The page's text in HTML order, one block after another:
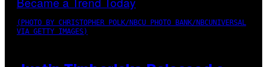
(PHOTO BY CHRISTOPHER POLK/NBCU PHOTO BANK/NBCUNIVERSAL
VIA GETTY IMAGES)